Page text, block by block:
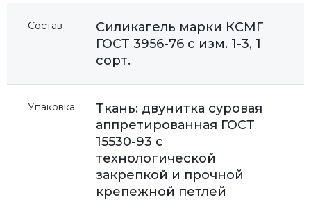
Состав
Силикагель марки КСМГ
ГОСТ 3956-76 с изм. 1-3, 1
сорт.
Упаковка
Ткань: двунитка суровая
аппретированная ГОСТ
15530-93 с
технологической
закрепкой и прочной
крепежной петлей